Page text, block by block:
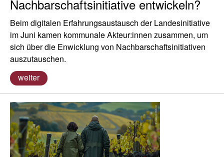
Nachbarschaftsinitiative entwickeln?
Beim digitalen Erfahrungsaustausch der Landesinitiative
im Juni kamen kommunale Akteur:innen zusammen, um
sich über die Enwicklung von Nachbarschaftsinitiativen
auszutauschen.
weiter